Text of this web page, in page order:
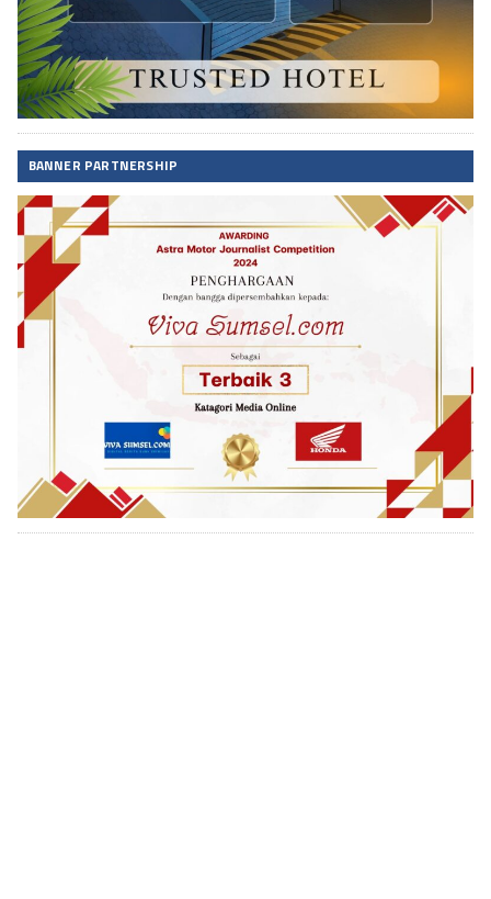
BANNER PARTNERSHIP